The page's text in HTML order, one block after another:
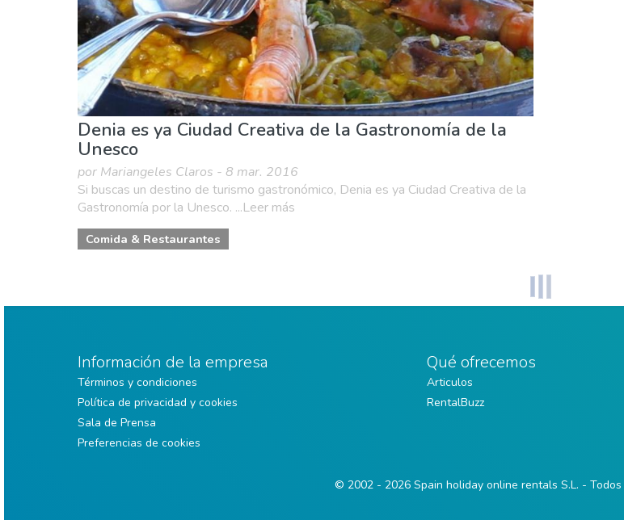
Denia es ya Ciudad Creativa de la Gastronomía de la
Unesco
por Mariangeles Claros - 8 mar. 2016
Si buscas un destino de turismo gastronómico, Denia es ya Ciudad Creativa de la
Gastronomía por la Unesco. ...Leer más
Comida & Restaurantes
Información de la empresa
Términos y condiciones
Política de privacidad y cookies
Sala de Prensa
Preferencias de cookies
Qué ofrecemos
Articulos
RentalBuzz
© 2002 - 2026 Spain holiday online rentals S.L. -